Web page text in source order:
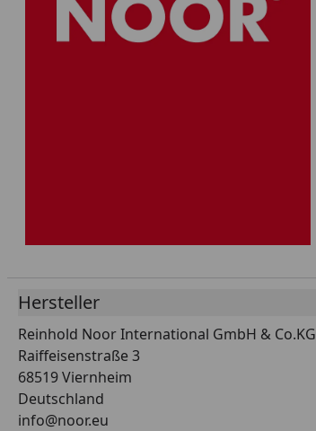
Hersteller
Reinhold Noor International GmbH & Co.KG
Raiffeisenstraße 3
68519 Viernheim
Deutschland
info@noor.eu